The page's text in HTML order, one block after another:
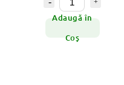
Adaugă în
Coş